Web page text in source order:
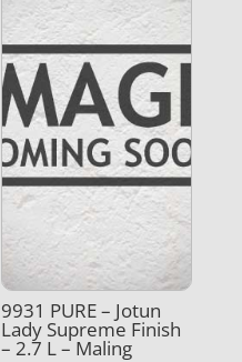
9931 PURE – Jotun
Lady Supreme Finish
– 2.7 L – Maling